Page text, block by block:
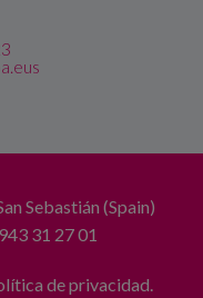
Sebastián (Spain)
31 27 01
de privacidad.